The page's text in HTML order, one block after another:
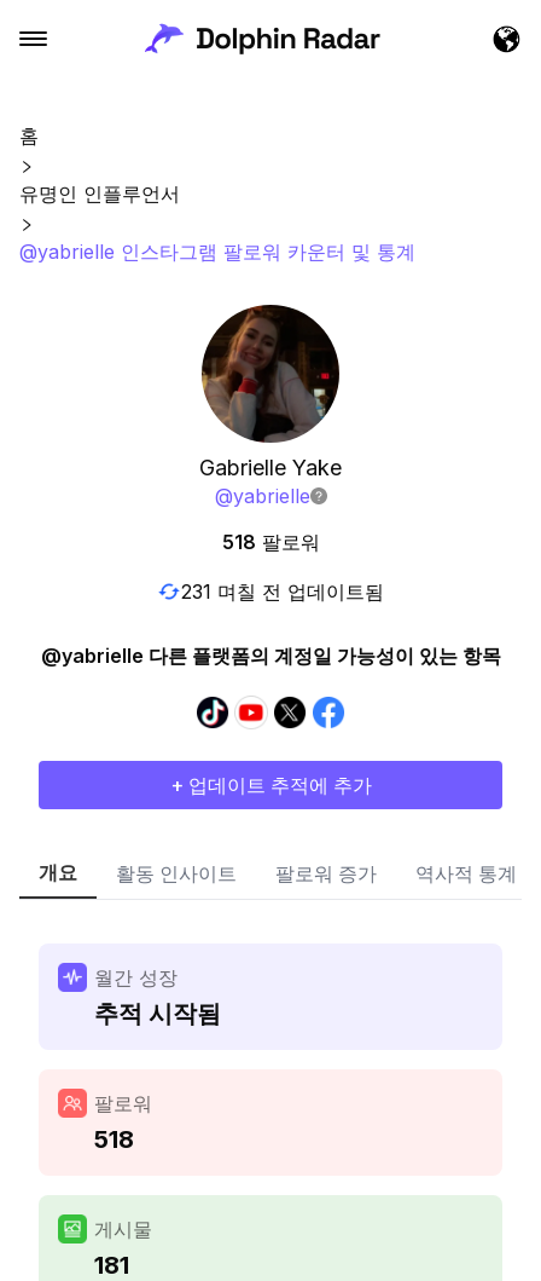
홈
유명인 인플루언서
@yabrielle 인스타그램 팔로워 카운터 및 통계
Gabrielle Yake
@yabrielle
518 팔로워
231 며칠 전 업데이트됨
@yabrielle 다른 플랫폼의 계정일 가능성이 있는 항목
+ 업데이트 추적에 추가
개요 활동 인사이트 팔로워 증가 역사적 통계
월간 성장
추적 시작됨
팔로워
518
게시물
181